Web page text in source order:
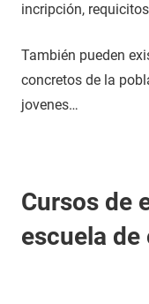
incripción,
También pueden
concretos de la
jovenes…
Cursos de
escuela